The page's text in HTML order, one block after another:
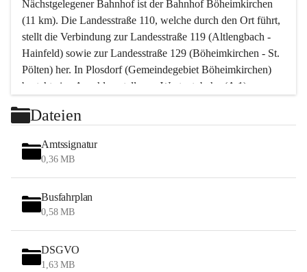
Nächstgelegener Bahnhof ist der Bahnhof Böheimkirchen
(11 km). Die Landesstraße 110, welche durch den Ort führt,
stellt die Verbindung zur Landesstraße 119 (Altlengbach -
Hainfeld) sowie zur Landesstraße 129 (Böheimkirchen - St.
Pölten) her. In Plosdorf (Gemeindegebiet Böheimkirchen)
besteht eine Anschlussstelle zur Westautobahn (A 1).
Wien erreicht man in ca. 45 Minuten.
Stössing zählt noch zum Naherholungsraum Wien sowie
zum Naherholungsraum St. Pölten. Viele Bauernhöfe hatten
„ihre Wiener“. Seit 1960 bauten viele Wiener
Wochenendhäuser im Gemeindegebiet. Wegen des
waldreichen Jagdgebietes haben viele Jagdpächter ihre
Das Wandern ist aus touristischer Sicht die bedeutendste
Tätigkeit. Das hügelige Gebiet mit Wanderwegen durch
Dateien
Amtssignatur
0,36 MB
Busfahrplan
0,58 MB
DSGVO
1,63 MB